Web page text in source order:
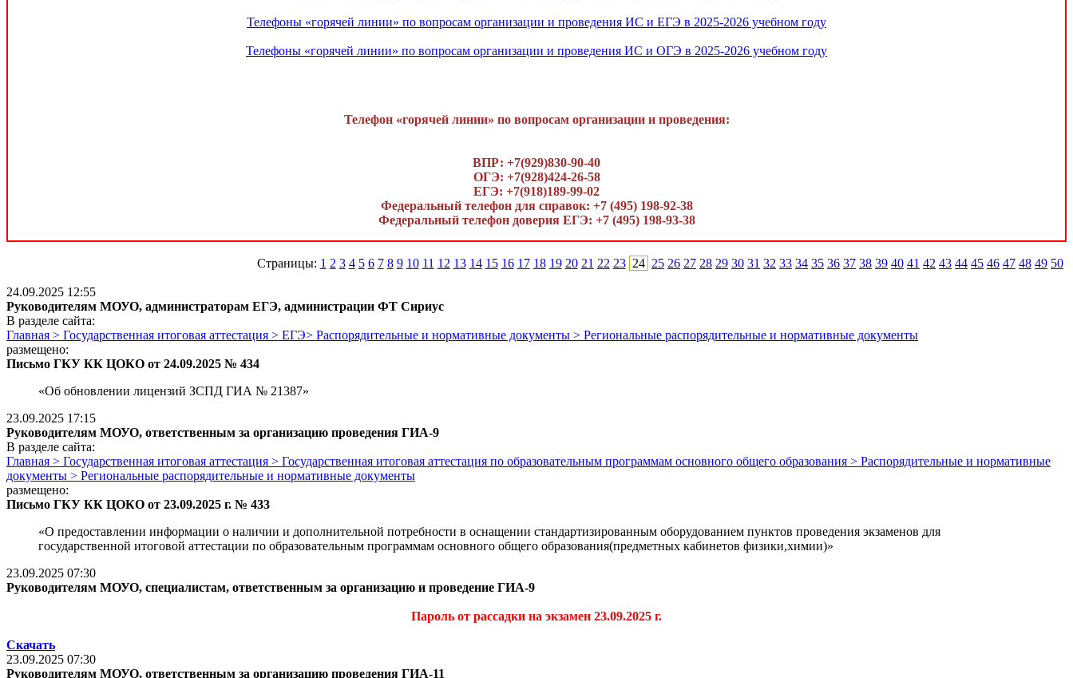
Телефоны «горячей линии» по вопросам организации и проведения ИС и ЕГЭ в 2025-2026 учебном году
Телефоны «горячей линии» по вопросам организации и проведения ИС и ОГЭ в 2025-2026 учебном году
Телефон «горячей линии» по вопросам организации и проведения:
ВПР: +7(929)830-90-40
ОГЭ: +7(928)424-26-58
ЕГЭ: +7(918)189-99-02
Федеральный телефон для справок: +7 (495) 198-92-38
Федеральный телефон доверия ЕГЭ: +7 (495) 198-93-38
Страницы: 1 2 3 4 5 6 7 8 9 10 11 12 13 14 15 16 17 18 19 20 21 22 23 24 25 26 27 28 29 30 31 32 33 34 35 36 37 38 39 40 41 42 43 44 45 46 47 48 49 50
24.09.2025 12:55
Руководителям МОУО, администраторам ЕГЭ, администрации ФТ Сириус
В разделе сайта:
Главная > Государственная итоговая аттестация > ЕГЭ> Распорядительные и нормативные документы > Региональные распорядительные и нормативные документы
размещено:
Письмо ГКУ КК ЦОКО от 24.09.2025 № 434
«Об обновлении лицензий ЗСПД ГИА № 21387»
23.09.2025 17:15
Руководителям МОУО, ответственным за организацию проведения ГИА-9
В разделе сайта:
Главная > Государственная итоговая аттестация > Государственная итоговая аттестация по образовательным программам основного общего образования > Распорядительные и нормативные
документы > Региональные распорядительные и нормативные документы
размещено:
Письмо ГКУ КК ЦОКО от 23.09.2025 г. № 433
«О предоставлении информации о наличии и дополнительной потребности в оснащении стандартизированным оборудованием пунктов проведения экзаменов для
государственной итоговой аттестации по образовательным программам основного общего образования(предметных кабинетов физики,химии)»
23.09.2025 07:30
Руководителям МОУО, специалистам, ответственным за организацию и проведение ГИА-9
Пароль от рассадки на экзамен 23.09.2025 г.
Скачать
23.09.2025 07:30
Руководителям МОУО, ответственным за организацию проведения ГИА-11